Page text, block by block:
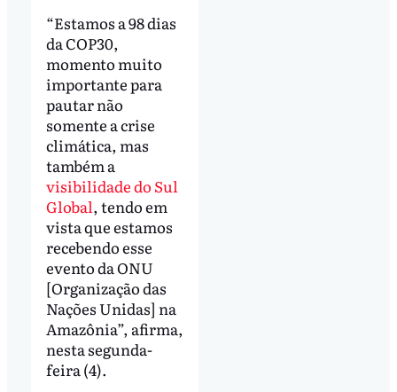
“Estamos a 98 dias
da COP30,
momento muito
importante para
pautar não
somente a crise
climática, mas
também a
visibilidade do Sul
Global, tendo em
vista que estamos
recebendo esse
evento da ONU
[Organização das
Nações Unidas] na
Amazônia”, afirma,
nesta segunda-
feira (4).